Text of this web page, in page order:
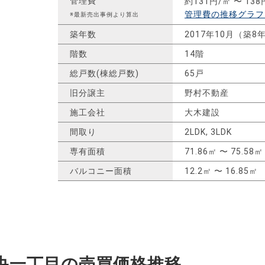
※最新売出事例より算出
管理費の推移グラ
築年数 2017年10月（築8
階数 14階
総戸数(棟総戸数) 65戸
旧分譲主 野村不動産
施工会社 大木建設
間取り 2LDK, 3LDK
専有面積 71.86㎡ 〜 75.58㎡
バルコニー面積 12.2㎡ 〜 16.85㎡